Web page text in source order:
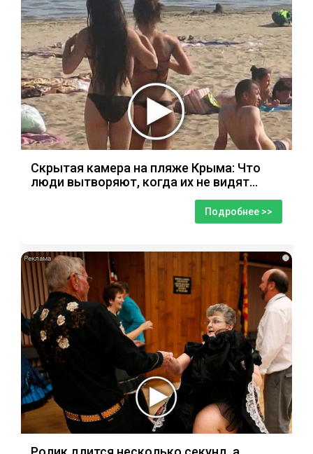
Скрытая камера на пляже Крыма: Что
люди вытворяют, когда их не видят...
Подробнее >>
i